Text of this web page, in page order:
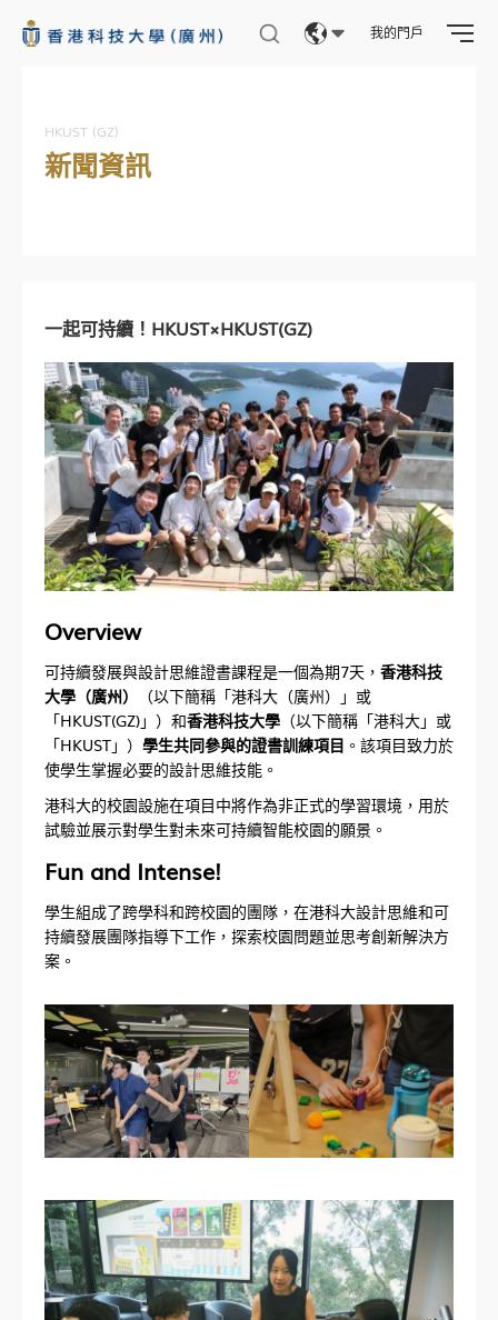
我的門戶
HKUST (GZ)
新聞資訊
一起可持續！HKUST×HKUST(GZ)
Overview
可持續發展與設計思維證書課程是一個為期7天， 香港科技
大學（廣州）
（以下簡稱「港科大（廣州）」或
「HKUST(GZ)」）和香港科技大學 （以下簡稱「港科大」或
「HKUST」） 學生共同參與的證書訓練項目 。該項目致力於
使學生掌握必要的設計思維技能。
港科大的校園設施在項目中將作為非正式的學習環境，用於
試驗並展示對學生對未來可持續智能校園的願景。
Fun and Intense!
學生組成了跨學科和跨校園的團隊，在港科大設計思維和可
持續發展團隊指導下工作，探索校園問題並思考創新解決方
案。